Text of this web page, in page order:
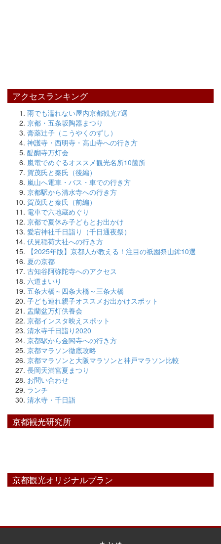
アクセスランキング
雨でも濡れない屋内京都観光7選
京都・五条坂陶器まつり
膏薬辻子（こうやくのずし）
神護寺・西明寺・高山寺への行き方
醍醐寺万灯会
嵐電でめぐるオススメ観光名所10箇所
賀茂氏と秦氏（後編）
嵐山へ電車・バス・車での行き方
京都駅から清水寺への行き方
賀茂氏と秦氏（前編）
電車で六地蔵めぐり
京都で夏休み子どもとお出かけ
愛宕神社千日詣り（千日通夜祭）
伏見稲荷大社への行き方
【2025年版】京都人が教える！注目の祇園祭山鉾10選
夏の京都
古知谷阿弥陀寺へのアクセス
六道まいり
五条大橋～四条大橋～三条大橋
子ども連れ親子オススメお出かけスポット
盂蘭盆万灯供養会
京都インスタ映えスポット
清水寺千日詣り2020
京都駅から金閣寺への行き方
京都マラソン徹底攻略
京都マラソンと大阪マラソンと神戸マラソン比較
長岡天満宮夏まつり
お問い合わせ
ランチ
清水寺・千日詣
京都観光研究所
京都観光オリジナルプラン